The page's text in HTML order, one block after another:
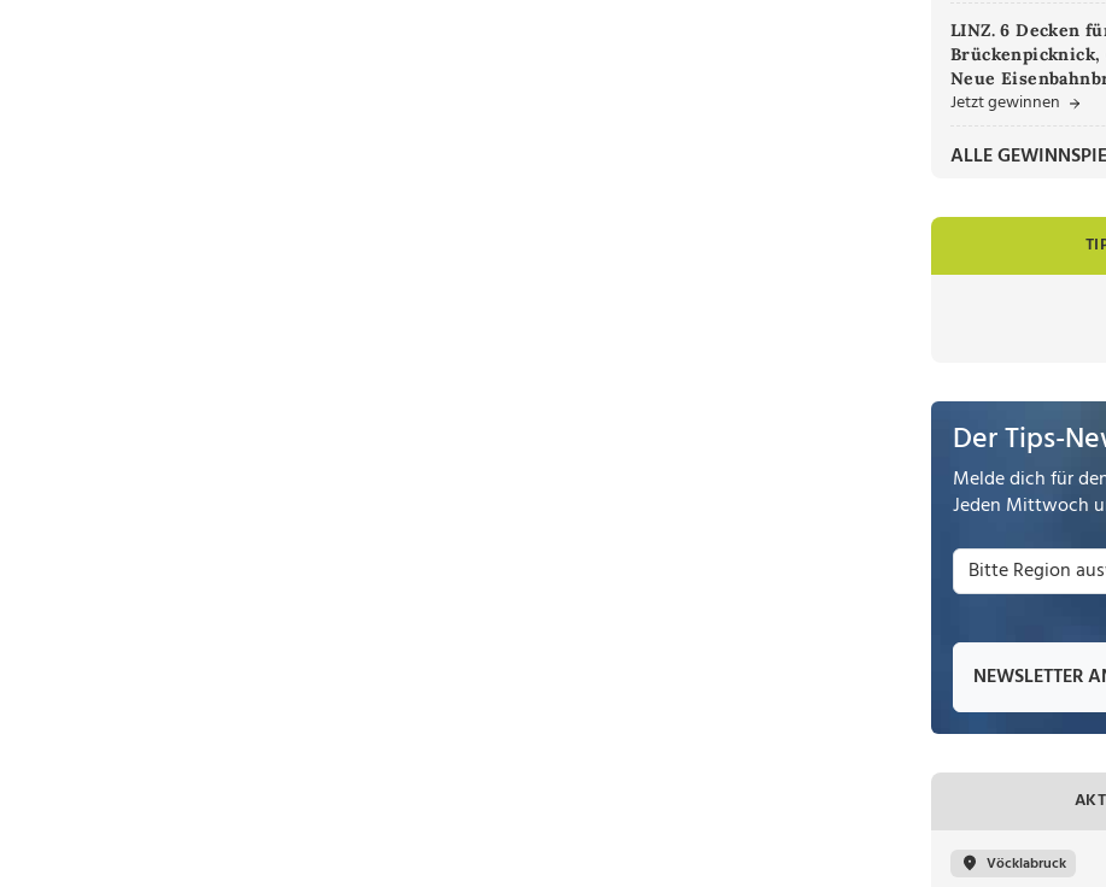
LINZ. 6 Decken
Brückenpicknick,
Neue
Jetzt gewinnen
ALLE
Der Tips-
Melde dich für
Jeden Mittwoch
NEWSLETTER
Vöcklabruck